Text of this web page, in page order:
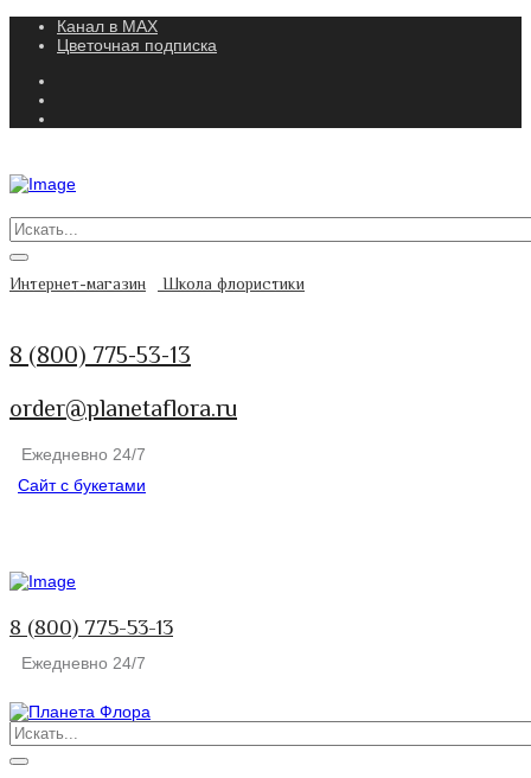
Канал в MAX
Цветочная подписка
Интернет-магазин Школа флористики
8 (800) 775-53-13
order@planetaflora.ru
Ежедневно 24/7
Сайт с букетами
8 (800) 775-53-13
Ежедневно 24/7